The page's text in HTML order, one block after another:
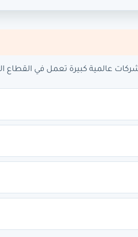
عالمية كبيرة تعمل في القطاع